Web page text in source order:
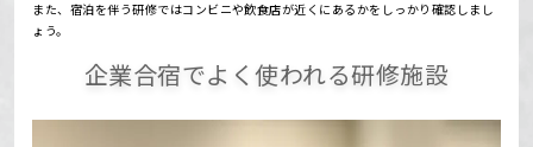
また、宿泊を伴う研修ではコンビニや飲食店が近くにあるかをしっかり確認しまし
ょう。
企業合宿でよく使われる研修施設